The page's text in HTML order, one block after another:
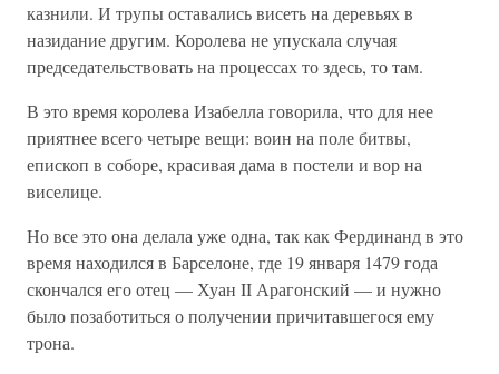
казнили. И трупы оставались висеть на деревьях в
назидание другим. Королева не упускала случая
председательствовать на процессах то здесь, то там.
В это время королева Изабелла говорила, что для нее
приятнее всего четыре вещи: воин на поле битвы,
епископ в соборе, красивая дама в постели и вор на
виселице.
Но все это она делала уже одна, так как Фердинанд в это
время находился в Барселоне, где 19 января 1479 года
скончался его отец — Хуан II Арагонский — и нужно
было позаботиться о получении причитавшегося ему
трона.